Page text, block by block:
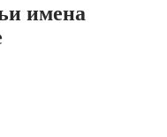
имена